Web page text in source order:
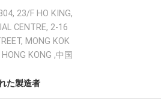
23/F HO KING,
CENTRE, 2-16
MONG KOK
HONG KONG ,中国
た製造者